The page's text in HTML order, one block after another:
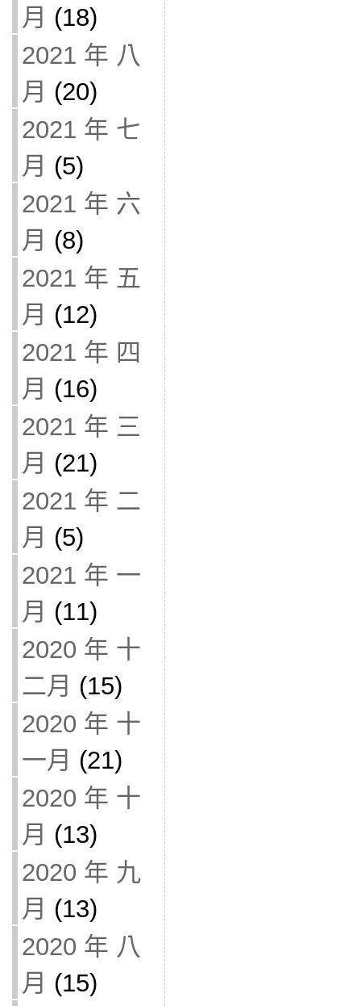
月 (18)
2021 年 八
月 (20)
2021 年 七
月 (5)
2021 年 六
月 (8)
2021 年 五
月 (12)
2021 年 四
月 (16)
2021 年 三
月 (21)
2021 年 二
月 (5)
2021 年 一
月 (11)
2020 年 十
二月 (15)
2020 年 十
一月 (21)
2020 年 十
月 (13)
2020 年 九
月 (13)
2020 年 八
月 (15)